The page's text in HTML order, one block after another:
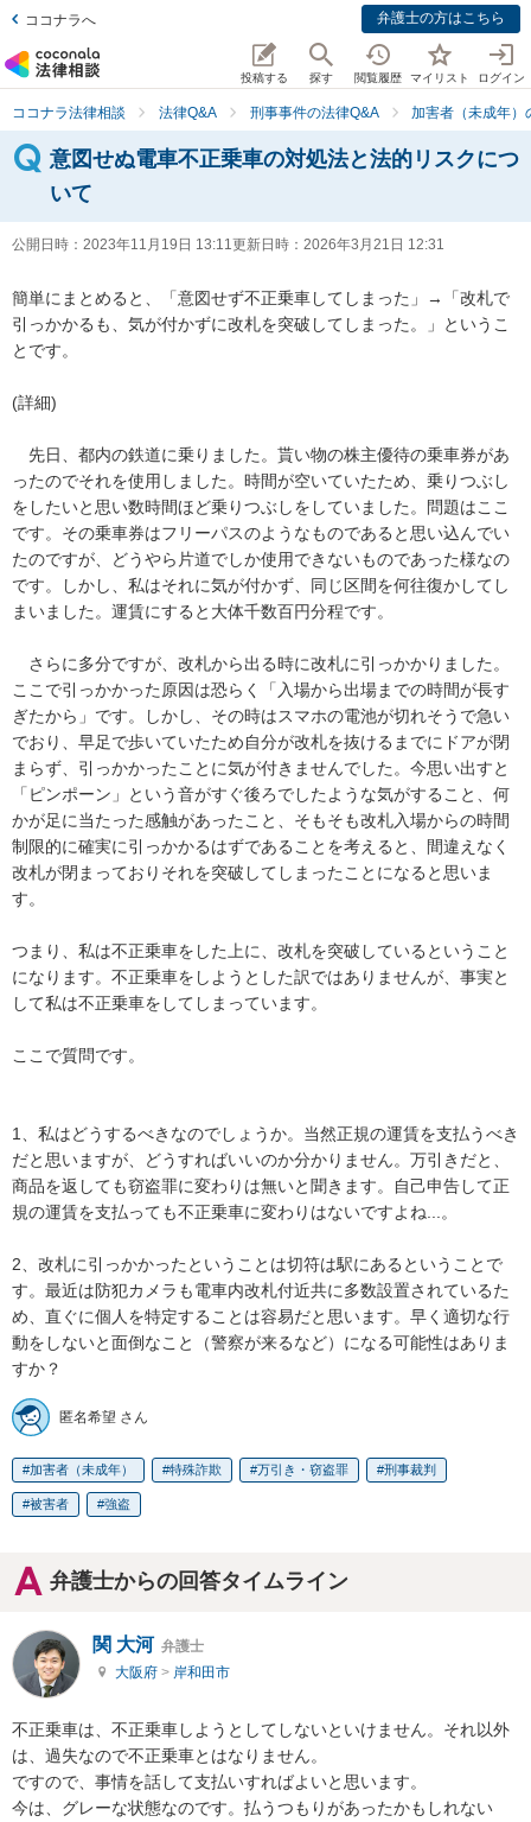
ココナラへ 弁護士の方はこちら
投稿する 探す 閲覧履歴 マイリスト ログイン
ココナラ法律相談 法律Q&A 刑事事件の法律Q&A 加害者（未成年）
意図せぬ電車不正乗車の対処法と法的リスクにつ
いて
公開日時： 2023年11月19日 13:11更新日時： 2026年3月21日 12:31
簡単にまとめると、「意図せず不正乗車してしまった」→「改札で
引っかかるも、気が付かずに改札を突破してしまった。」というこ
とです。
(詳細)
先日、都内の鉄道に乗りました。貰い物の株主優待の乗車券があ
ったのでそれを使用しました。時間が空いていたため、乗りつぶし
をしたいと思い数時間ほど乗りつぶしをしていました。問題はここ
です。その乗車券はフリーパスのようなものであると思い込んでい
たのですが、どうやら片道でしか使用できないものであった様なの
です。しかし、私はそれに気が付かず、同じ区間を何往復かしてし
まいました。運賃にすると大体千数百円分程です。
さらに多分ですが、改札から出る時に改札に引っかかりました。
ここで引っかかった原因は恐らく「入場から出場までの時間が長す
ぎたから」です。しかし、その時はスマホの電池が切れそうで急い
でおり、早足で歩いていたため自分が改札を抜けるまでにドアが閉
まらず、引っかかったことに気が付きませんでした。今思い出すと
「ピンポーン」という音がすぐ後ろでしたような気がすること、何
かが足に当たった感触があったこと、そもそも改札入場からの時間
制限的に確実に引っかかるはずであることを考えると、間違えなく
改札が閉まっておりそれを突破してしまったことになると思いま
す。
つまり、私は不正乗車をした上に、改札を突破しているということ
になります。不正乗車をしようとした訳ではありませんが、事実と
して私は不正乗車をしてしまっています。
ここで質問です。
1、私はどうするべきなのでしょうか。当然正規の運賃を支払うべき
だと思いますが、どうすればいいのか分かりません。万引きだと、
商品を返しても窃盗罪に変わりは無いと聞きます。自己申告して正
規の運賃を支払っても不正乗車に変わりはないですよね...。
2、改札に引っかかったということは切符は駅にあるということで
す。最近は防犯カメラも電車内改札付近共に多数設置されているた
め、直ぐに個人を特定することは容易だと思います。早く適切な行
動をしないと面倒なこと（警察が来るなど）になる可能性はありま
すか？
匿名希望 さん
加害者（未成年） 特殊詐欺 万引き・窃盗罪 刑事裁判
被害者 強盗
弁護士からの回答タイムライン
関 大河 弁護士
大阪府 > 岸和田市
不正乗車は、不正乗車しようとしてしないといけません。それ以外
は、過失なので不正乗車とはなりません。
ですので、事情を話して支払いすればよいと思います。
今は、グレーな状態なのです。払うつもりがあったかもしれない